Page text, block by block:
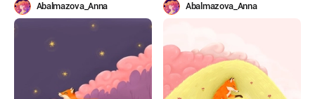
Abalmazova_Anna Abalmazova_Anna